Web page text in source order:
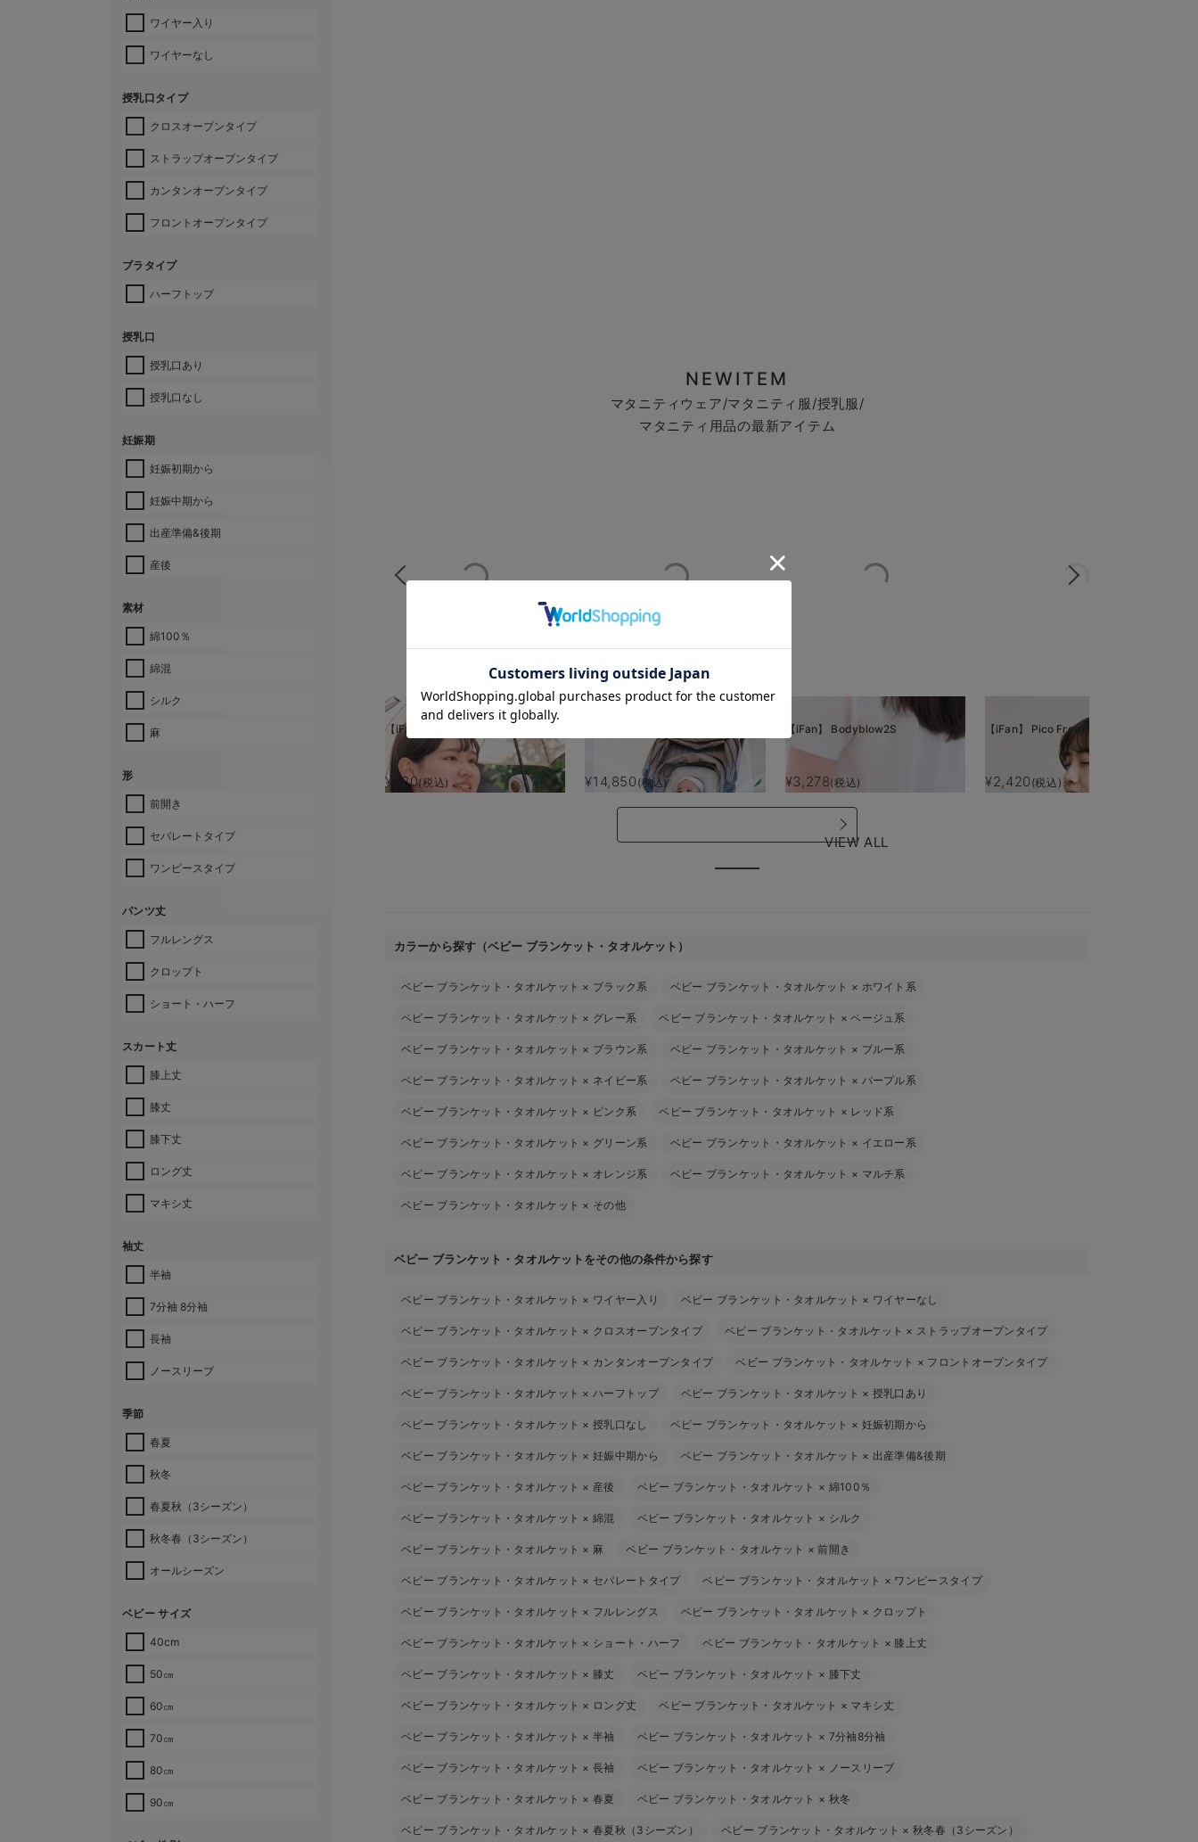
ワイヤー入り
ワイヤーなし
授乳口タイプ
クロスオープンタイプ
ストラップオープンタイプ
カンタンオープンタイプ
フロントオープンタイプ
ブラタイプ
ハーフトップ
授乳口
授乳口あり
授乳口なし
妊娠期
妊娠初期から
妊娠中期から
出産準備&後期
産後
素材
綿100％
綿混
シルク
麻
形
前開き
セパレートタイプ
ワンピースタイプ
パンツ丈
フルレングス
クロップト
ショート・ハーフ
スカート丈
膝上丈
膝丈
膝下丈
ロング丈
マキシ丈
袖丈
半袖
7分袖 8分袖
長袖
ノースリーブ
季節
春夏
秋冬
春夏秋（3シーズン）
秋冬春（3シーズン）
オールシーズン
ベビー サイズ
40cm
50㎝
60㎝
70㎝
80㎝
90㎝
NEWITEM
マタニティウェア/マタニティ服/授乳服/
マタニティ用品の最新アイテム
【iFan】 MultiClip
¥880(税込) ¥14,850 (税込)
【iFan】 Bodyblow2S
¥3,278(税込)
【iFan】 Pico Freeze
¥2,420 (税込)
VIEW ALL
カラーから探す（ベビー ブランケット・タオルケット）
ベビー ブランケット・タオルケット × ブラック系 ベビー ブランケット・タオルケット × ホワイト系
ベビー ブランケット・タオルケット × グレー系 ベビー ブランケット・タオルケット ×ベージュ系
ベビー ブランケット・タオルケット × ブラウン系 ベビー ブランケット・タオルケット × ブルー系
ベビー ブランケット・タオルケット × ネイビー系 ベビー ブランケット・タオルケット × パープル系
ベビー ブランケット・タオルケット × ピンク系 ベビー ブランケット・タオルケット × レッド系
ベビー ブランケット・タオルケット × グリーン系 ベビー ブランケット・タオルケット × イエロー系
ベビー ブランケット・タオルケット × オレンジ系 ベビー ブランケット・タオルケット × マルチ系
ベビー ブランケット・タオルケット × その他
ベビー ブランケット・タオルケットをその他の条件から探す
ベビー ブランケット・タオルケット × ワイヤー入り ベビー ブランケット・タオルケット × ワイヤーなし
ベビー ブランケット・タオルケット × クロスオープンタイプ ベビー ブランケット・タオルケット × ストラップオープンタイプ
ベビー ブランケット・タオルケット × カンタンオープンタイプ ベビー ブランケット・タオルケット × フロントオープンタイプ
ベビー ブランケット・タオルケット ×ハーフトップ ベビー ブランケット・タオルケット × 授乳口あり
ベビー ブランケット・タオルケット ×授乳口なし ベビー ブランケット・タオルケット × 妊娠初期から
ベビー ブランケット・タオルケット ×妊娠中期から ベビー ブランケット・タオルケット × 出産準備&後期
ベビー ブランケット・タオルケット × 産後 ベビー ブランケット・タオルケット × 綿100％
ベビー ブランケット・タオルケット ×綿混 ベビー ブランケット・タオルケット × シルク
ベビー ブランケット・タオルケット × 麻 ベビー ブランケット・タオルケット ×前開き
ベビー ブランケット・タオルケット × セパレートタイプ ベビー ブランケット・タオルケット × ワンピースタイプ
ベビー ブランケット・タオルケット × フルレングス ベビー ブランケット・タオルケット × クロップト
ベビー ブランケット・タオルケット × ショート・ハーフ ベビー ブランケット・タオルケット × 膝上丈
ベビー ブランケット・タオルケット × 膝丈 ベビー ブランケット・タオルケット × 膝下丈
ベビー ブランケット・タオルケット × ロング丈 ベビー ブランケット・タオルケット × マキシ丈
ベビー ブランケット・タオルケット ×半袖 ベビー ブランケット・タオルケット × 7分袖8分袖
ベビー ブランケット・タオルケット ×長袖 ベビー ブランケット・タオルケット × ノースリーブ
ベビー ブランケット・タオルケット ×春夏 ベビー ブランケット・タオルケット × 秋冬
ベビー ブランケット・タオルケット ×春夏秋（3シーズン） ベビー ブランケット・タオルケット ×秋冬春（3シーズン）
お気に入り商品を確認する